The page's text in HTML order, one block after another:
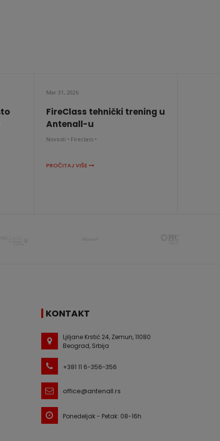
Mar 31, 2026
FireClass tehnički trening u
Antenall-u
Novosti • Fireclass •
PROČITAJ VIŠE
KONTAKT
Ljiljane Krstić 24, Zemun, 11080
Beograd, Srbija
+381 11 6-356-356
office@antenall.rs
Ponedeljak - Petak: 08-16h